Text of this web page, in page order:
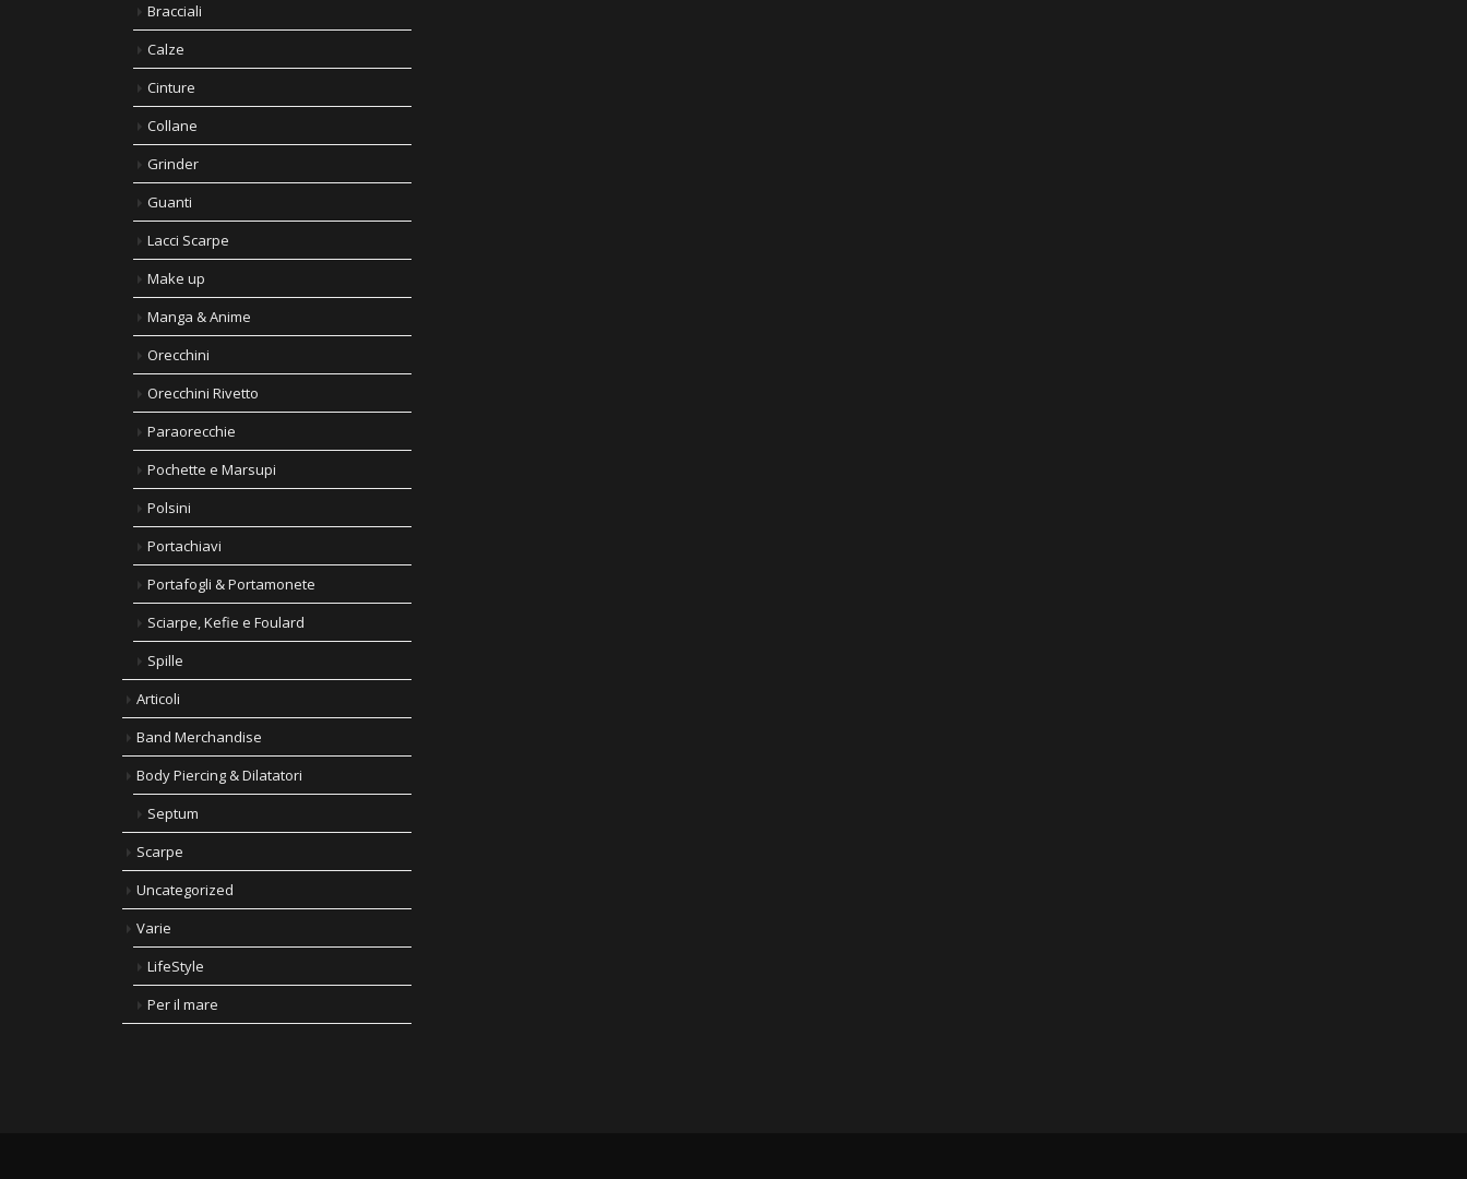
Bracciali
Calze
Cinture
Collane
Grinder
Guanti
Lacci Scarpe
Make up
Manga & Anime
Orecchini
Orecchini Rivetto
Paraorecchie
Pochette e Marsupi
Polsini
Portachiavi
Portafogli & Portamonete
Sciarpe, Kefie e Foulard
Spille
Articoli
Band Merchandise
Body Piercing & Dilatatori
Septum
Scarpe
Uncategorized
Varie
LifeStyle
Per il mare